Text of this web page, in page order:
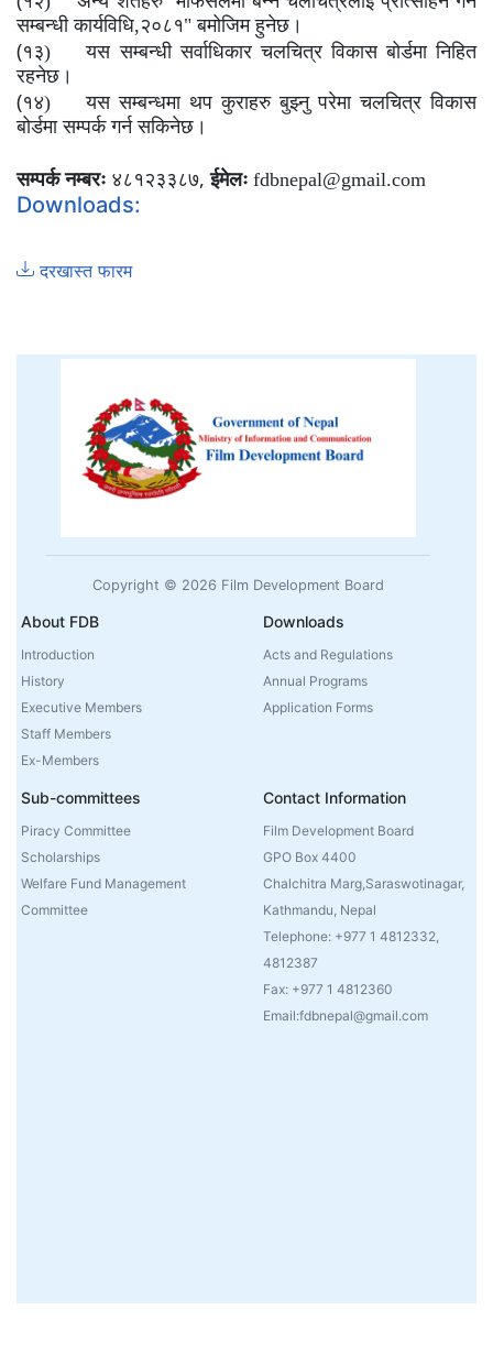
सम्बन्धी कार्यविधि,२०८१" बमोजिम हुनेछ।
(१३)
यस सम्बन्धी सर्वाधिकार चलचित्र विकास बोर्डमा निहित
रहनेछ।
(१४)
यस सम्बन्धमा थप कुराहरु बुझ्नु परेमा चलचित्र विकास
बोर्डमा सम्पर्क गर्न सकिनेछ।
सम्पर्क नम्बरः ४८१२३३८७, ईमेलः fdbnepal@gmail.com
Downloads:
दरखास्त फारम
Copyright © 2026 Film Development Board
About FDB
Introduction
History
Executive Members
Staff Members
Ex-Members
Downloads
Acts and Regulations
Annual Programs
Application Forms
Sub-committees
Piracy Committee
Scholarships
Welfare Fund Management
Committee
Contact Information
Film Development Board
GPO Box 4400
Chalchitra Marg,Saraswotinagar,
Kathmandu, Nepal
Telephone: +977 1 4812332,
4812387
Fax: +977 1 4812360
Email:fdbnepal@gmail.com